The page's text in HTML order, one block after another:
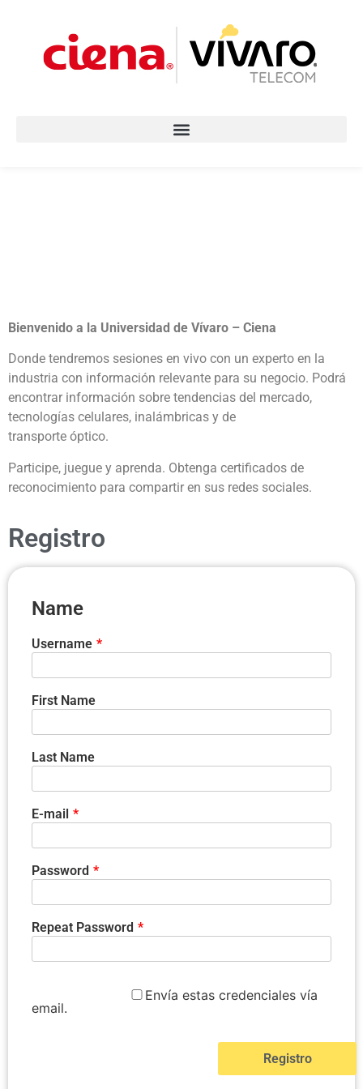
Bienvenido a la Universidad de Vívaro – Ciena
Donde tendremos sesiones en vivo con un experto en la
industria con información relevante para su negocio. Podrá
encontrar información sobre tendencias del mercado,
tecnologías celulares, inalámbricas y de
transporte óptico.
Participe, juegue y aprenda. Obtenga certificados de
reconocimiento para compartir en sus redes sociales.
Registro
Name
Username *
First Name
Last Name
E-mail *
Password *
Repeat Password *
Envía estas credenciales vía
email.